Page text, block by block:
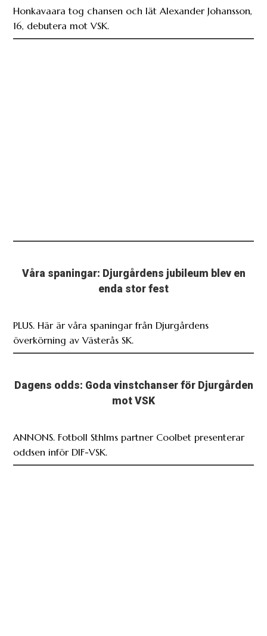
Honkavaara tog chansen och lät Alexander Johansson,
16, debutera mot VSK.
Våra spaningar: Djurgårdens jubileum blev en
enda stor fest
PLUS. Här är våra spaningar från Djurgårdens
överkörning av Västerås SK.
Dagens odds: Goda vinstchanser för Djurgården
mot VSK
ANNONS. Fotboll Sthlms partner Coolbet presenterar
oddsen inför DIF-VSK.